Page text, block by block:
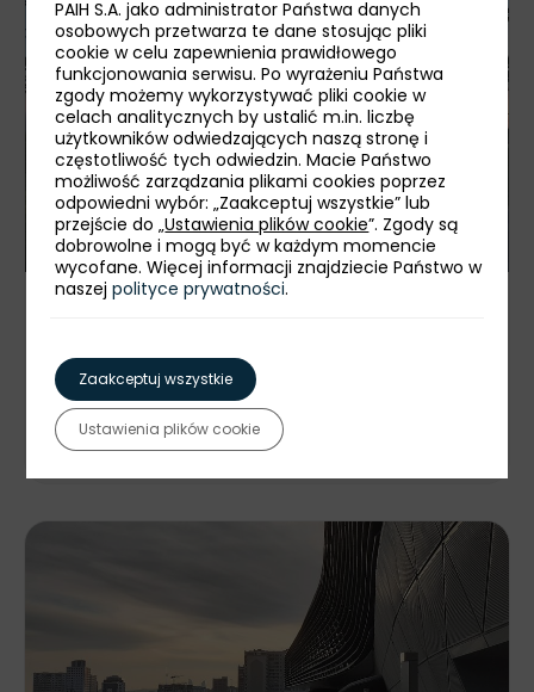
projektu sięgną 200 mln USD
19 lutego 2021
PAIH S.A. jako administrator Państwa danych
osobowych przetwarza te dane stosując pliki
cookie w celu zapewnienia prawidłowego
funkcjonowania serwisu. Po wyrażeniu Państwa
zgody możemy wykorzystywać pliki cookie w
celach analitycznych by ustalić m.in. liczbę
użytkowników odwiedzających naszą stronę i
częstotliwość tych odwiedzin. Macie Państwo
możliwość zarządzania plikami cookies poprzez
odpowiedni wybór: „Zaakceptuj wszystkie” lub
przejście do „Ustawienia plików cookie”. Zgody są
dobrowolne i mogą być w każdym momencie
wycofane. Więcej informacji znajdziecie Państwo w
naszejpolityce prywatności.
Zaakceptuj wszystkie
Ustawienia plików cookie